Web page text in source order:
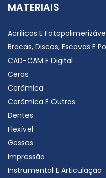
MATERIAIS
Acrílicos E
Brocas, Discos, Escovas E
CAD-CAM E Digital
Ceras
Cerâmica
Cerâmica E Outras
Dentes
Flexível
Gessos
Impressão
Instrumental E Articulação